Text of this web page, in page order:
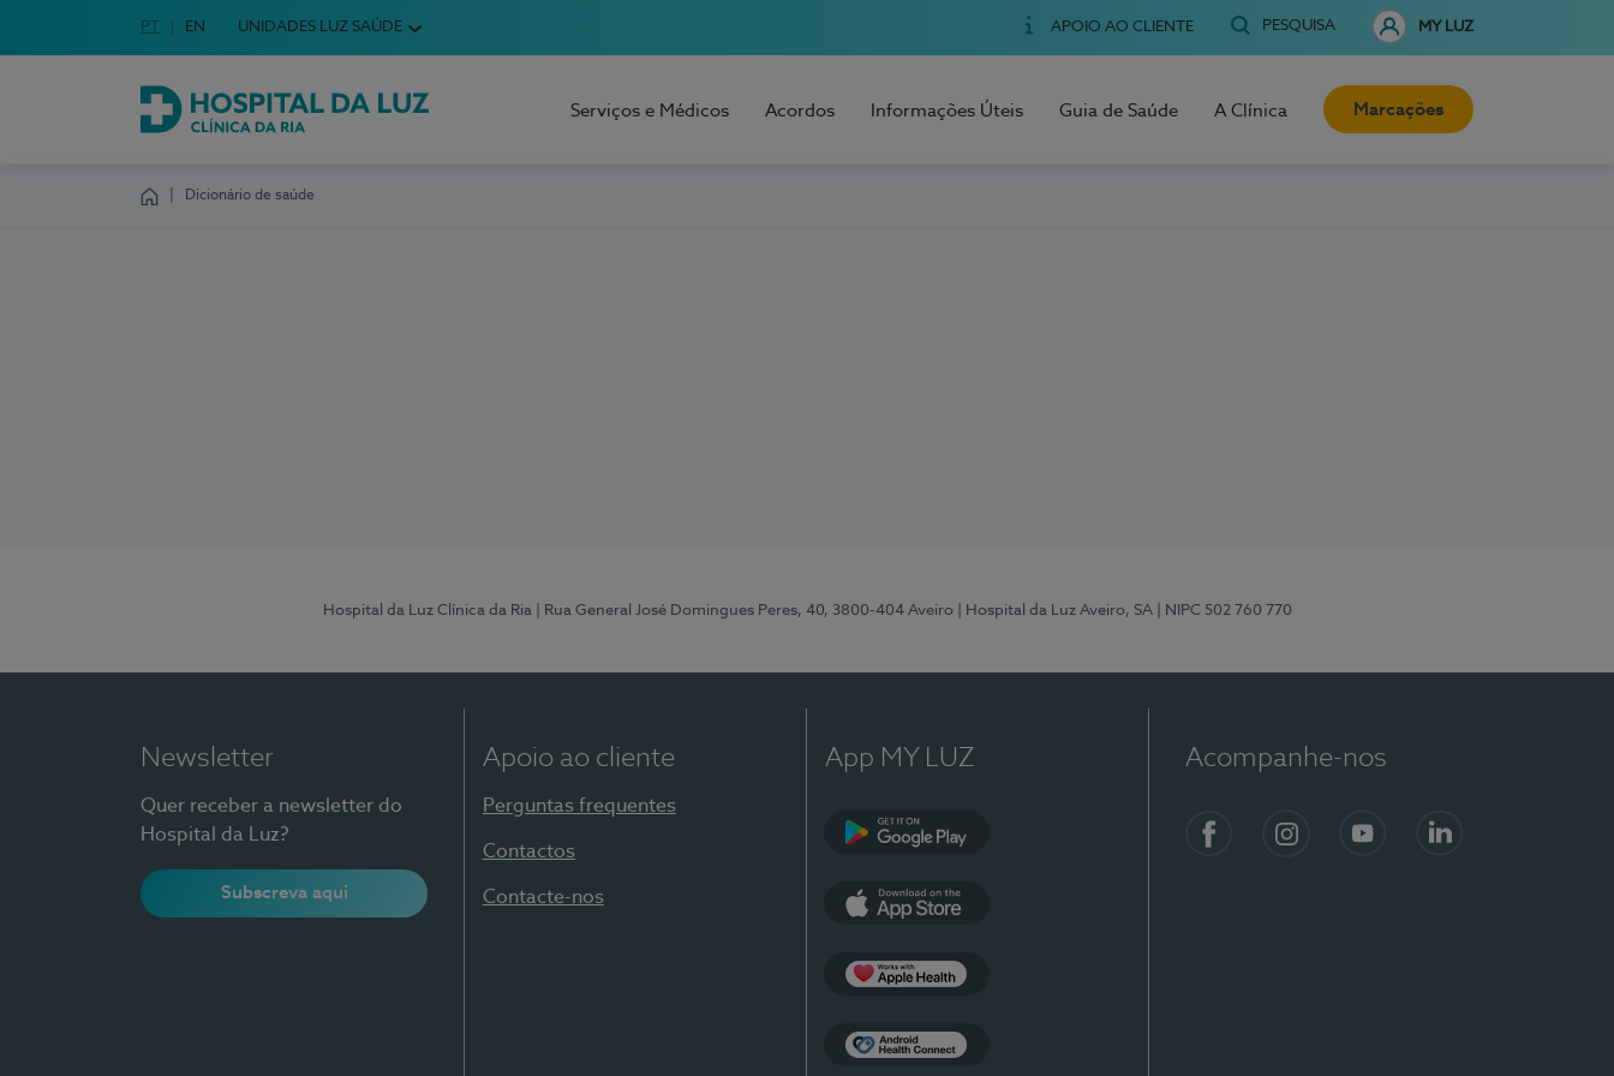
Escolha o seu idioma
Idioma em Português
PT English Language
EN UNIDADES LUZ SAÚDE APOIO AO CLIENTE PESQUISA MY LUZ
Hospital da Luz Clínica da Ria
Serviços e Médicos Acordos Informações Úteis Guia de Saúde A Clínica Marcações
Dicionário de saúde
Hospital da Luz Clínica da Ria | Rua General José Domingues Peres, 40, 3800-404 Aveiro | Hospital da Luz Aveiro, SA | NIPC 502 760 770
Newsletter
Quer receber a newsletter do
Hospital da Luz?
Subscreva aqui
Apoio ao cliente
Perguntas frequentes
Contactos
Contacte-nos
App MY LUZ Acompanhe-nos